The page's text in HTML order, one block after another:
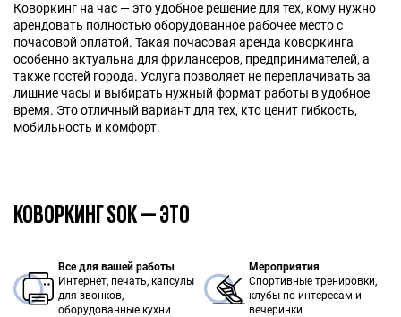
Коворкинг на час — это удобное решение для тех, кому нужно
арендовать полностью оборудованное рабочее место с
почасовой оплатой. Такая почасовая аренда коворкинга
особенно актуальна для фрилансеров, предпринимателей, а
также гостей города. Услуга позволяет не переплачивать за
лишние часы и выбирать нужный формат работы в удобное
время. Это отличный вариант для тех, кто ценит гибкость,
мобильность и комфорт.
КОВОРКИНГ SOK — ЭТО
Все для вашей работы
Интернет, печать, капсулы
для звонков,
оборудованные кухни
Мероприятия
Спортивные тренировки,
клубы по интересам и
вечеринки